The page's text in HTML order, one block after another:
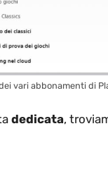
vari abbonamenti di
dedicata,